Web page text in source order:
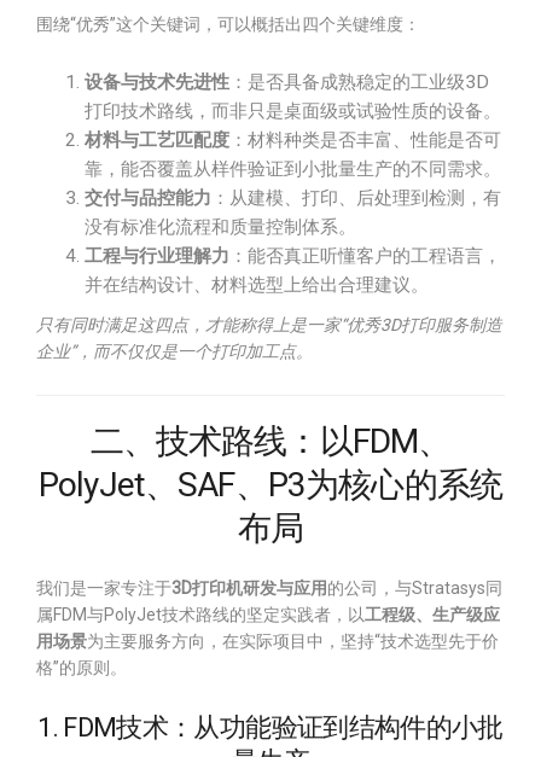
围绕“优秀”这个关键词，可以概括出四个关键维度：
设备与技术先进性 ：是否具备成熟稳定的工业级3D
打印技术路线，而非只是桌面级或试验性质的设备。
材料与工艺匹配度 ：材料种类是否丰富、性能是否可
靠，能否覆盖从样件验证到小批量生产的不同需求。
交付与品控能力 ：从建模、打印、后处理到检测，有
没有标准化流程和质量控制体系。
工程与行业理解力 ：能否真正听懂客户的工程语言，
并在结构设计、材料选型上给出合理建议。
只有同时满足这四点，才能称得上是一家“优秀3D打印服务制造
企业”，而不仅仅是一个打印加工点。
二、技术路线：以FDM、
PolyJet、SAF、P3为核心的系统
布局
我们是一家专注于3D打印机研发与应用的公司，与Stratasys同
属FDM与PolyJet技术路线的坚定实践者，以工程级、生产级应
用场景为主要服务方向，在实际项目中，坚持“技术选型先于价
格”的原则。
1. FDM技术：从功能验证到结构件的小批